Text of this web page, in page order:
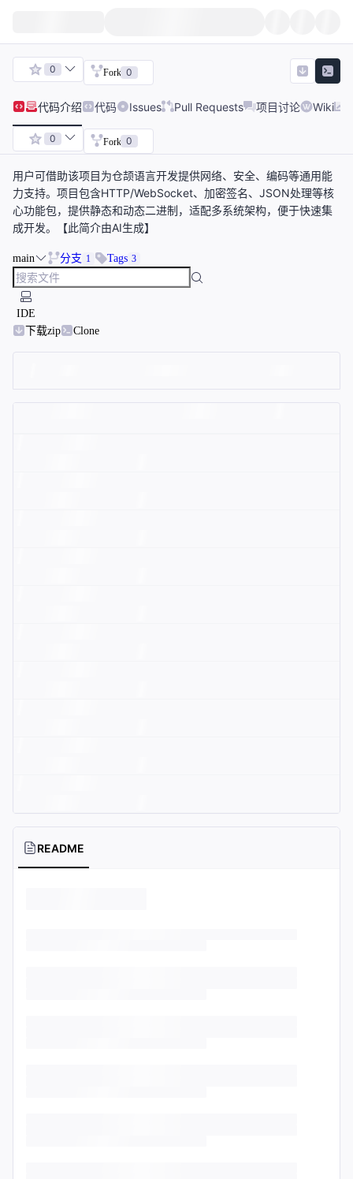
0 Fork 0
代码介绍 代码 Issues Pull Requests 项目讨论 Wiki
0 Fork 0
用户可借助该项目为仓颉语言开发提供网络、安全、编码等通用能
力支持。项目包含HTTP/WebSocket、加密签名、JSON处理等核
心功能包，提供静态和动态二进制，适配多系统架构，便于快速集
成开发。【此简介由AI生成】
main 分支 1 Tags 3
IDE
下载zip
Clone
README